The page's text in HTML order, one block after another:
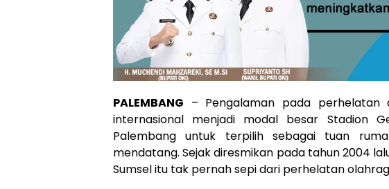
PALEMBANG – Pengalaman pada perhelatan
internasional menjadi modal besar Stadion
Palembang untuk terpilih sebagai tuan
mendatang. Sejak diresmikan pada tahun 2004
Sumsel itu tak pernah sepi dari perhelatan